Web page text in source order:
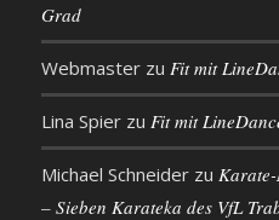
Grad
Webmasterzu Fit mit
Lina Spierzu Fit mit
Michael Schneiderzu
– Sieben Karateka des VfL